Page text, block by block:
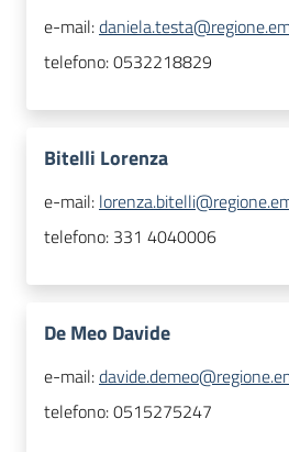
e-mail:
telefono:0532218829
Bitelli Lorenza
e-mail:
telefono: 331 4040006
De Meo Davide
e-mail:
telefono:0515275247